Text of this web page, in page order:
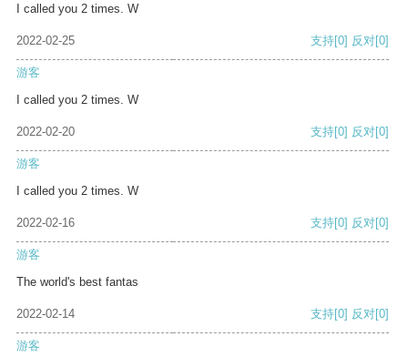
I called you 2 times. W
2022-02-25 支持[0] 反对[0]
游客
I called you 2 times. W
2022-02-20 支持[0] 反对[0]
游客
I called you 2 times. W
2022-02-16 支持[0] 反对[0]
游客
The world's best fantas
2022-02-14 支持[0] 反对[0]
游客